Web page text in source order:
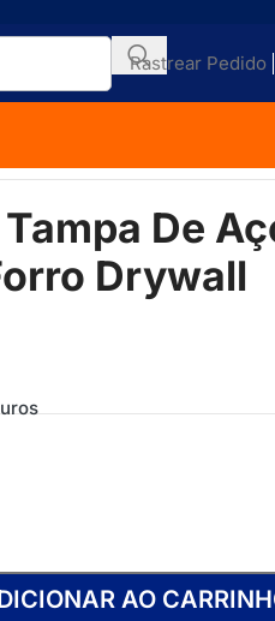
Rastrear Pedido
De
Drywall
AO